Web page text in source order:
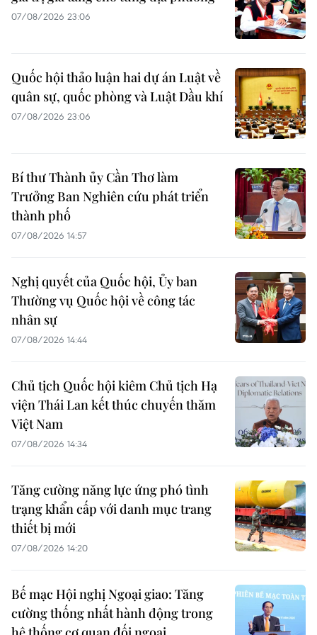
07/08/2026 23:06
Quốc hội thảo luận hai dự án Luật về
quân sự, quốc phòng và Luật Dầu khí
07/08/2026 23:06
Bí thư Thành ủy Cần Thơ làm
Trưởng Ban Nghiên cứu phát triển
thành phố
07/08/2026 14:57
Nghị quyết của Quốc hội, Ủy ban
Thường vụ Quốc hội về công tác
nhân sự
07/08/2026 14:44
Chủ tịch Quốc hội kiêm Chủ tịch Hạ
viện Thái Lan kết thúc chuyến thăm
Việt Nam
07/08/2026 14:34
Tăng cường năng lực ứng phó tình
trạng khẩn cấp với danh mục trang
thiết bị mới
07/08/2026 14:20
Bế mạc Hội nghị Ngoại giao: Tăng
cường thống nhất hành động trong